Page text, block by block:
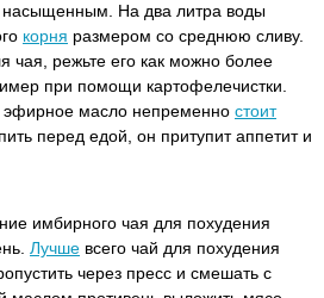
насыщенным. На два литра воды
корня размером со среднюю сливу.
чая, режьте его как можно более
при помощи картофелечистки.
масло непременно стоит
перед едой, он притупит аппетит и
имбирного чая для похудения
Лучше всего чай для похудения
через пресс и смешать с